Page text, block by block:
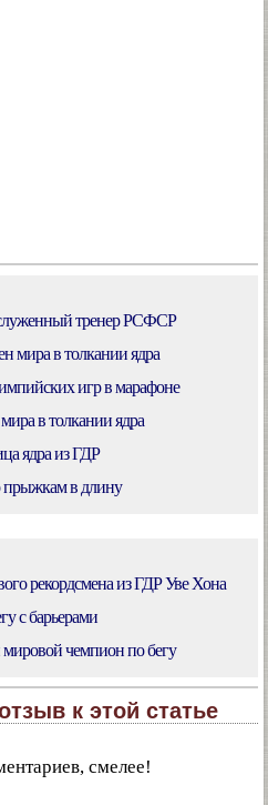
тренер РСФСР
мира в толкании ядра
игр в марафоне
в толкании ядра
ядра из ГДР
в длину
рекордсмена из ГДР Уве Хона
с барьерами
чемпион по бегу
к этой статье
смелее!